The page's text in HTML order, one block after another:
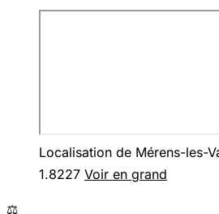
Localisation de Mérens-les-
1.8227 Voir en grand
⚖️